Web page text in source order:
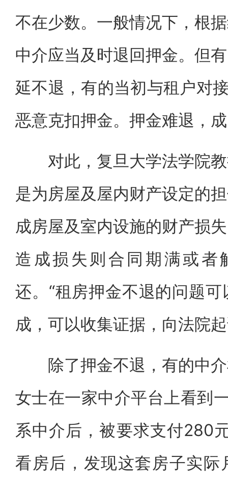
不在少数。一般情况下，根
中介应当及时退回押金。但
延不退，有的当初与租户对
恶意克扣押金。押金难退，
对此，复旦大学法学院教
是为房屋及屋内财产设定的
成房屋及室内设施的财产损
造成损失则合同期满或者
还。“租房押金不退的问题
成，可以收集证据，向法院
除了押金不退，有的中介
女士在一家中介平台上看到
系中介后，被要求支付280
看房后，发现这套房子实